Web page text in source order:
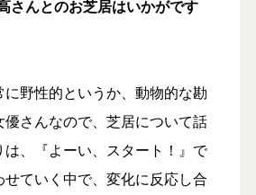
さんとのお芝居はいかがです
に野性的というか、動物的な勘
さんなので、芝居について話
は、『よーい、スタート！』で
ていく中で、変化に反応し合